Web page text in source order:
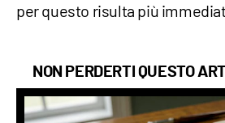
per questo risulta più
NON PERDERTI QUESTO